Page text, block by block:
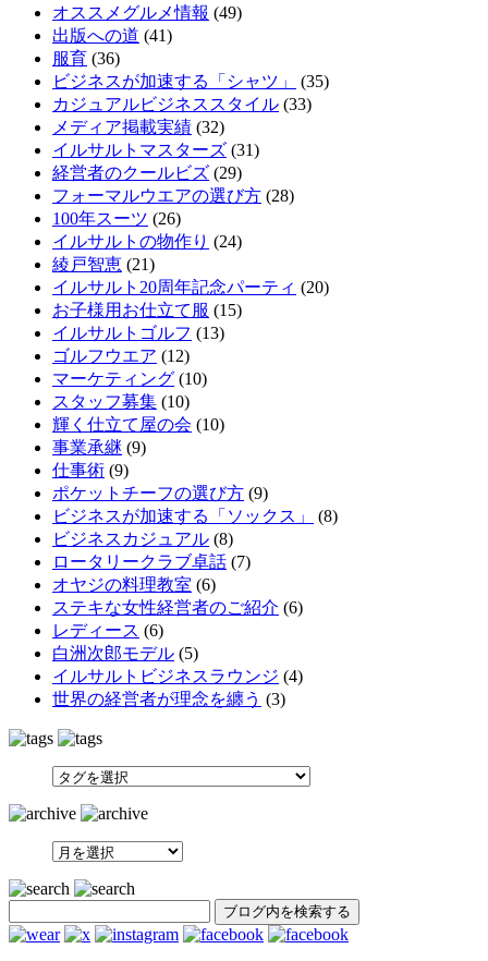
オススメグルメ情報 (49)
出版への道 (41)
服育 (36)
ビジネスが加速する「シャツ」
(35)
カジュアルビジネススタイル (33)
メディア掲載実績 (32)
イルサルトマスターズ (31)
経営者のクールビズ (29)
フォーマルウエアの選び方 (28)
100年スーツ (26)
イルサルトの物作り (24)
綾戸智恵 (21)
イルサルト20周年記念パーティ (20)
お子様用お仕立て服 (15)
イルサルトゴルフ (13)
ゴルフウエア (12)
マーケティング (10)
スタッフ募集 (10)
輝く仕立て屋の会 (10)
事業承継 (9)
仕事術 (9)
ポケットチーフの選び方 (9)
ビジネスが加速する「ソックス」
(8)
ビジネスカジュアル (8)
ロータリークラブ卓話 (7)
オヤジの料理教室 (6)
ステキな女性経営者のご紹介 (6)
レディース (6)
白洲次郎モデル (5)
イルサルトビジネスラウンジ (4)
世界の経営者が理念を纏う (3)
SEARCH